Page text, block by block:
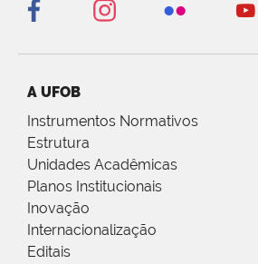
A UFOB
Instrumentos Normativos
Estrutura
Unidades Acadêmicas
Planos Institucionais
Inovação
Internacionalização
Editais